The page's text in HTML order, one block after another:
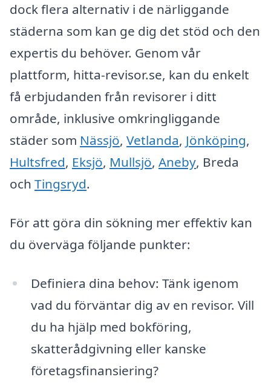
dock flera alternativ i de närliggande
städerna som kan ge dig det stöd och den
expertis du behöver. Genom vår
plattform, hitta-revisor.se, kan du enkelt
få erbjudanden från revisorer i ditt
område, inklusive omkringliggande
städer som Nässjö, Vetlanda, Jönköping,
Hultsfred, Eksjö, Mullsjö, Aneby, Breda
och Tingsryd.
För att göra din sökning mer effektiv kan
du överväga följande punkter:
Definiera dina behov: Tänk igenom
vad du förväntar dig av en revisor. Vill
du ha hjälp med bokföring,
skatterådgivning eller kanske
företagsfinansiering?